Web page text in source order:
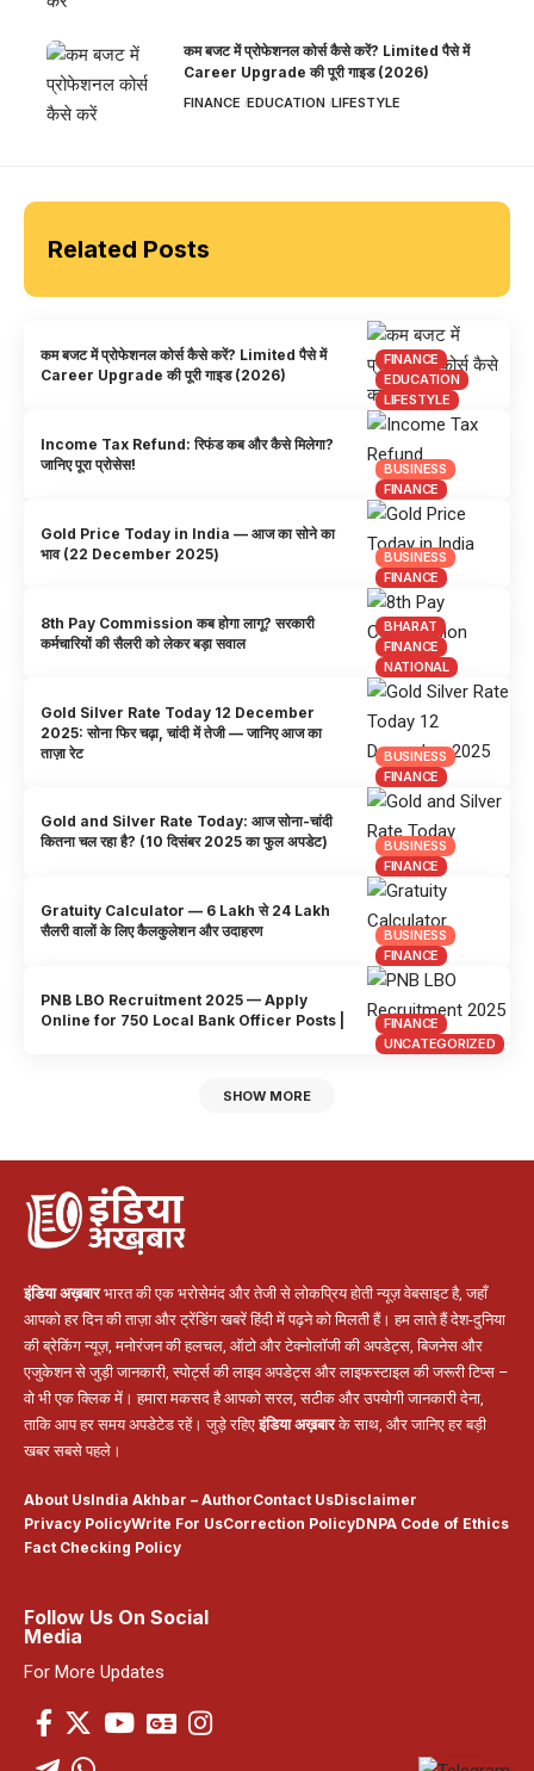
कम बजट में प्रोफेशनल कोर्स कैसे करें? Limited पैसे में
Career Upgrade की पूरी गाइड (2026)
FINANCE EDUCATION LIFESTYLE
Related Posts
FINANCE
EDUCATION
LIFESTYLE
कम बजट में प्रोफेशनल कोर्स कैसे करें? Limited पैसे में
Career Upgrade की पूरी गाइड (2026)
BUSINESS
FINANCE
Income Tax Refund: रिफंड कब और कैसे मिलेगा?
जानिए पूरा प्रोसेस!
BUSINESS
FINANCE
Gold Price Today in India — आज का सोने का
भाव (22 December 2025)
BHARAT
FINANCE
NATIONAL
8th Pay Commission कब होगा लागू? सरकारी
कर्मचारियों की सैलरी को लेकर बड़ा सवाल
BUSINESS
FINANCE
Gold Silver Rate Today 12 December
2025: सोना फिर चढ़ा, चांदी में तेजी — जानिए आज का
ताज़ा रेट
BUSINESS
FINANCE
Gold and Silver Rate Today: आज सोना-चांदी
कितना चल रहा है? (10 दिसंबर 2025 का फुल अपडेट)
BUSINESS
FINANCE
Gratuity Calculator — 6 Lakh से 24 Lakh
सैलरी वालों के लिए कैलकुलेशन और उदाहरण
FINANCE
UNCATEGORIZED
PNB LBO Recruitment 2025 — Apply
Online for 750 Local Bank Officer Posts |
SHOW MORE
इंडिया अख़बारभारत की एक भरोसेमंद और तेजी से लोकप्रिय होती न्यूज़ वेबसाइट है, जहाँ
आपको हर दिन की ताज़ा और ट्रेंडिंग खबरें हिंदी में पढ़ने को मिलती हैं। हम लाते हैं देश-दुनिया
की ब्रेकिंग न्यूज़, मनोरंजन की हलचल, ऑटो और टेक्नोलॉजी की अपडेट्स, बिजनेस और
एजुकेशन से जुड़ी जानकारी, स्पोर्ट्स की लाइव अपडेट्स और लाइफस्टाइल की जरूरी टिप्स –
वो भी एक क्लिक में। हमारा मकसद है आपको सरल, सटीक और उपयोगी जानकारी देना,
ताकि आप हर समय अपडेटेड रहें। जुड़े रहिएइंडिया अख़बारके साथ, और जानिए हर बड़ी
खबर सबसे पहले।
About UsIndia Akhbar – AuthorContact UsDisclaimer
Privacy PolicyWrite For UsCorrection PolicyDNPA Code of Ethics
Fact Checking Policy
Follow Us On Social
Media
For More Updates